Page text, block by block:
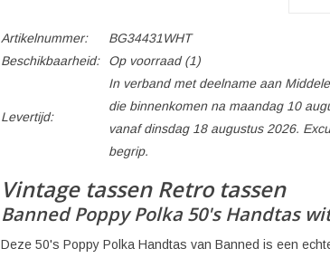
Artikelnummer:
BG34431WHT
Beschikbaarheid:
Op voorraad(1)
Levertijd:
In verband met deelname aan
die binnenkomen na maandag 10
vanaf dinsdag 18 augustus 2026.
begrip.
Vintage tassen Retro tassen
Banned Poppy Polka 50's Handtas
Deze 50's Poppy Polka Handtas van Banned is een